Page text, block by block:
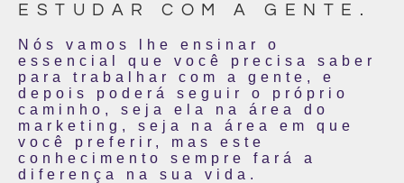
ESTUDAR COM A GENTE.
Nós vamos lhe ensinar o
essencial que você precisa saber
para trabalhar com a gente, e
depois poderá seguir o próprio
caminho, seja ela na área do
marketing, seja na área em que
você preferir, mas este
conhecimento sempre fará a
diferença na sua vida.